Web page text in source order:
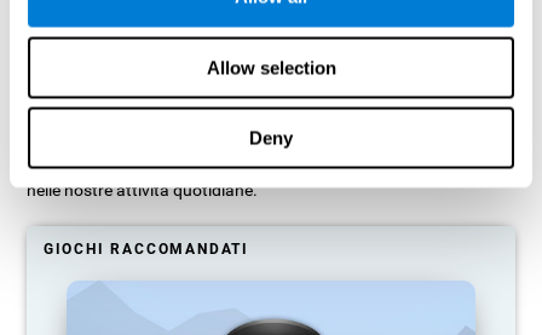
Allow selection
Deny
mie capacità cognitive?
Il nostro cervello tende a risparmiare risorse eliminando le
connessioni inutilizzate. Se un'abilità cognitiva non viene usata
attivazione neurale, quindi diventa sempre più debole. Se non
alleniamo questa funzione cognitiva, diventiamo meno efficaci
nelle nostre attività quotidiane.
GIOCHI RACCOMANDATI